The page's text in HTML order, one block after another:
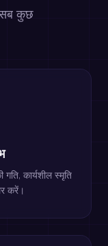
सब कुछ
कार्यशील स्मृति
करें।